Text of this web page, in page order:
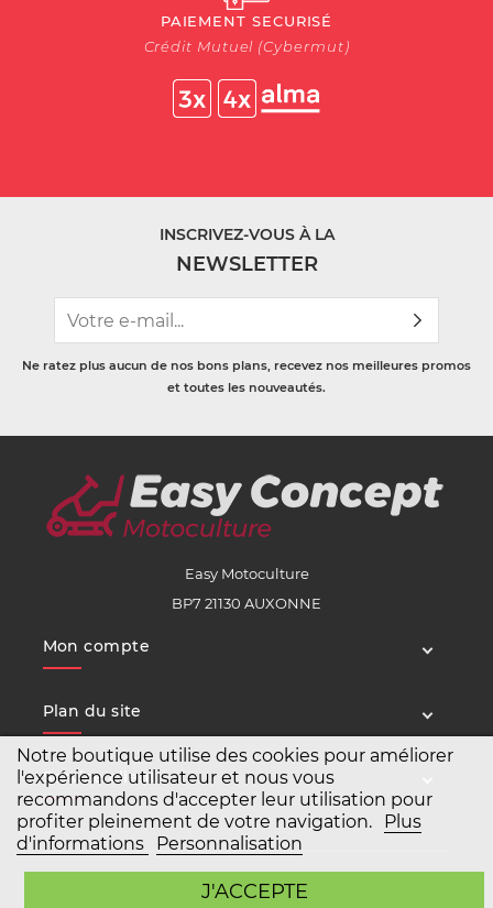
Notre boutique utilise des cookies pour améliorer
l'expérience utilisateur et nous vous
recommandons d'accepter leur utilisation pour
profiter pleinement de votre navigation.
Plus
d'informations
Personnalisation
J'ACCEPTE
PAIEMENT SECURISÉ
Crédit Mutuel (Cybermut)
INSCRIVEZ-VOUS À LA
NEWSLETTER
Ne ratez plus aucun de nos bons plans, recevez nos meilleures promos
et toutes les nouveautés.
Easy Motoculture
BP7 21130 AUXONNE
Mon compte
Plan du site
Service client
Copyright Easy Motoculture 2026